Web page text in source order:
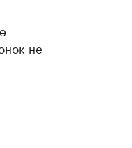
не